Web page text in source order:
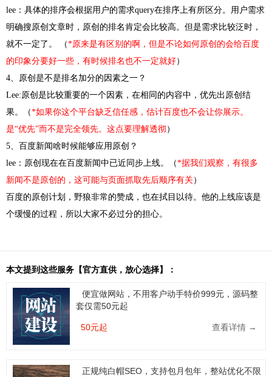
lee：具体的排序会根据用户的需求query在排序上有所区分。用户需求
明确搜原创文章时，原创的排名肯定会比较高。但是需求比较泛时，
就不一定了。 （*原来是有区别的啊，但是不论如何原创的会给百度
的印象分要好一些，有时候排名也不一定就好）
4、原创是不是排名加分的因素之一？
Lee:原创是比较重要的一个因素，在相同的内容中，优先出原创结
果。（*如果你这个平台缺乏信任感，估计百度也不会让你展示。
是“优先”而不是完全领先。这点要理解透彻 ）
5、百度新闻啥时候能够应用原创？
lee：原创现在在百度新闻中已近同步上线。（*据我们观察，有很多
新闻不是原创的，这可能与页面抓取先后顺序有关）
百度的原创计划，野狼非常的赞成，也在拭目以待。他的上线应该是
个缓慢的过程，所以大家不必过分的担心。
本文提到这些服务【官方直供，放心选择】：
便宜做网站，不用客户动手特价999元，源码整
套仅需50元起
50元起 查看详情 →
正规纯白帽SEO，支持包月包年，整站优化不限